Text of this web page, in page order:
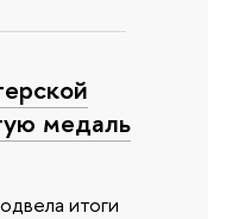
медаль
итоги